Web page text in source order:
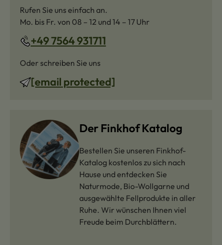
Rufen Sie uns einfach an.
Mo. bis Fr. von 08 – 12 und 14 – 17 Uhr
+49 7564 931711
Oder schreiben Sie uns
[email protected]
Der Finkhof Katalog
Bestellen Sie unseren Finkhof-
Katalog kostenlos zu sich nach
Hause und entdecken Sie
Naturmode, Bio-Wollgarne und
ausgewählte Fellprodukte in aller
Ruhe. Wir wünschen Ihnen viel
Freude beim Durchblättern.